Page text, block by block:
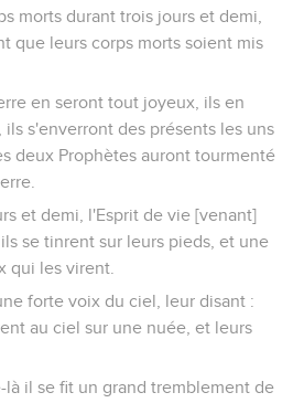
morts durant trois jours et demi,
que leurs corps morts soient mis
en seront tout joyeux, ils en
s'enverront des présents les uns
deux Prophètes auront tourmenté
et demi, l'Esprit de vie [venant]
se tinrent sur leurs pieds, et une
qui les virent.
forte voix du ciel, leur disant :
au ciel sur une nuée, et leurs
là il se fit un grand tremblement de